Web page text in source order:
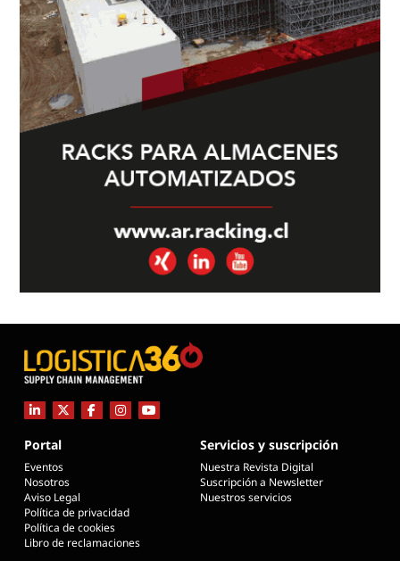
Portal
Eventos
Nosotros
Aviso Legal
Política de privacidad
Política de cookies
Libro de reclamaciones
Servicios y suscripción
Nuestra Revista Digital
Suscripción a Newsletter
Nuestros servicios